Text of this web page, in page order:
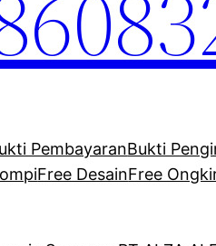
PembayaranBukti
Free DesainFree